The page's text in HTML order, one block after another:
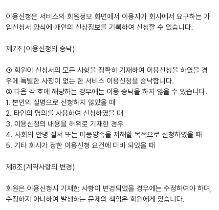
이용신청은 서비스의 회원정보 화면에서 이용자가 회사에서 요구하는 가
입신청서 양식에 개인의 신상정보를 기록하여 신청할 수 있습니다.
제7조(이용신청의 승낙)
① 회원이 신청서의 모든 사항을 정확히 기재하여 이용신청을 하였을 경
우에 특별한 사정이 없는 한 서비스 이용신청을 승낙합니다.
② 다음 각 호에 해당하는 경우에는 이용 승낙을 하지 않을 수 있습니다.
1. 본인의 실명으로 신청하지 않았을 때
2. 타인의 명의를 사용하여 신청하였을 때
3. 이용신청의 내용을 허위로 기재한 경우
4. 사회의 안녕 질서 또는 미풍양속을 저해할 목적으로 신청하였을 때
5. 기타 회사가 정한 이용신청 요건에 미비 되었을 때
제8조(계약사항의 변경)
회원은 이용신청시 기재한 사항이 변경되었을 경우에는 수정하여야 하며,
수정하지 아니하여 발생하는 문제의 책임은 회원에게 있습니다.